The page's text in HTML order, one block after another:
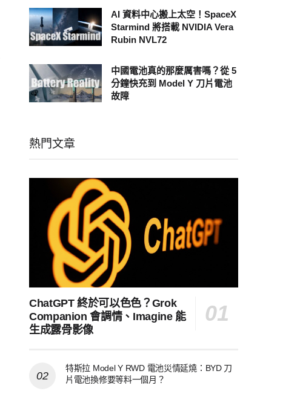
AI 資料中心搬上太空！SpaceX
Starmind 將搭載 NVIDIA Vera
Rubin NVL72
中國電池真的那麼厲害嗎？從 5
分鐘快充到 Model Y 刀片電池
故障
熱門文章
ChatGPT 終於可以色色？Grok
Companion 會調情、Imagine 能
生成露骨影像
特斯拉 Model Y RWD 電池災情延燒：BYD 刀
片電池換修要等料一個月？